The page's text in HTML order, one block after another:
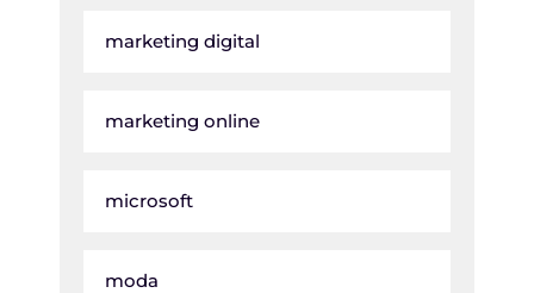
marketing digital
marketing online
microsoft
moda